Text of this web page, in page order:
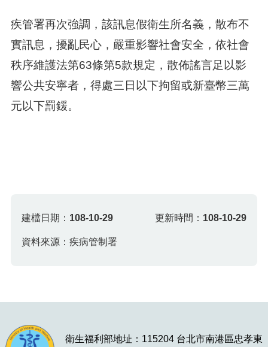
疾管署再次強調，該訊息假衛生所名義，散布不
實訊息，擾亂民心，嚴重影響社會安全，依社會
秩序維護法第63條第5款規定，散佈謠言足以影
響公共安寧者，得處三日以下拘留或新臺幣三萬
元以下罰鍰。
建檔日期： 108-10-29 更新時間： 108-10-29
資料來源：疾病管制署
衛生福利部地址：115204 台北市南港區忠孝東